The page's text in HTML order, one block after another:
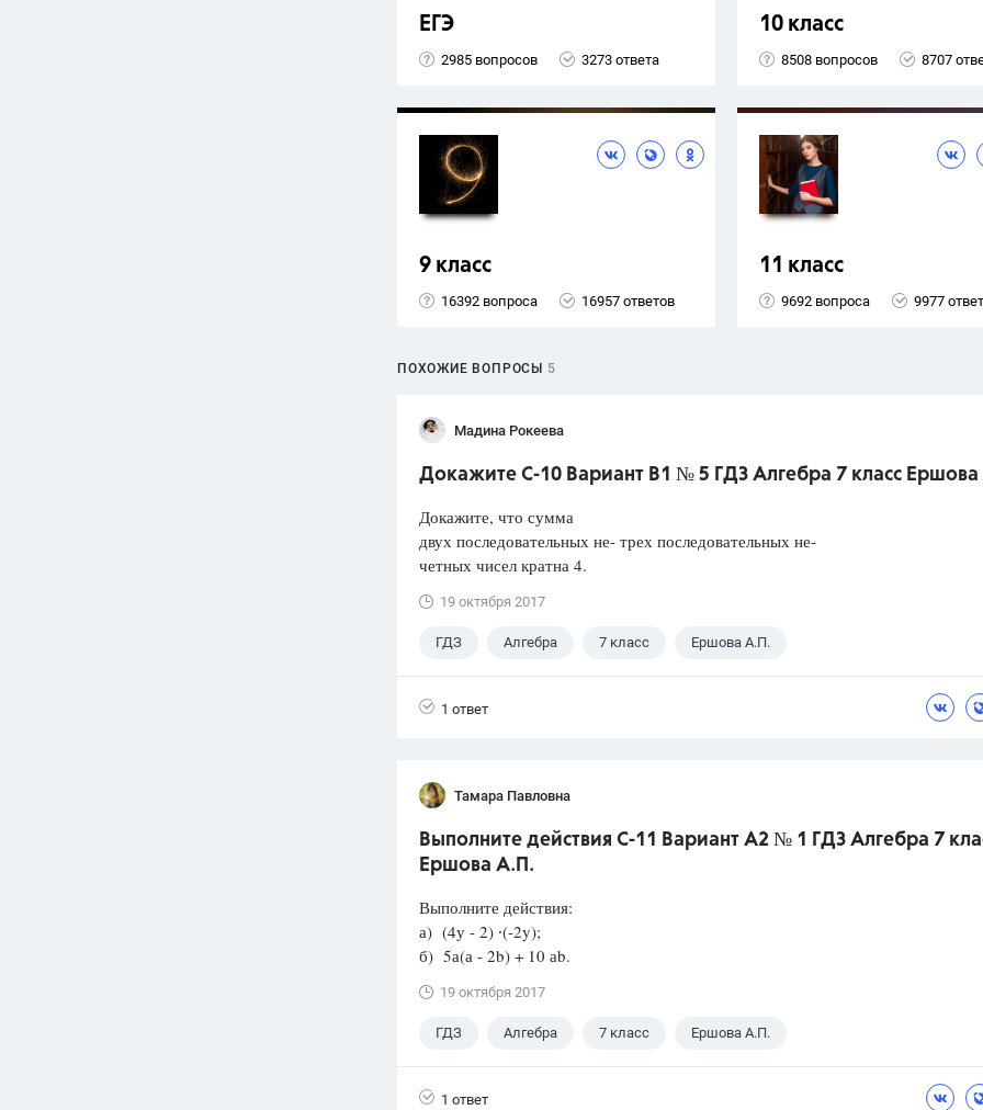
ЕГЭ
2985 вопросов 3273 ответа
10 класс
8508 вопросов 8707
9 класс
16392 вопроса 16957 ответов
11 класс
9692 вопроса 9977
ПОХОЖИЕ ВОПРОСЫ 5
Мадина Рокеева
Докажите С-10 Вариант В1 № 5 ГДЗ Алгебра 7 класс
Докажите, что сумма
двух последовательных не- трех последовательных не-
четных чисел кратна 4.
19 октября 2017
ГДЗ Алгебра 7 класс Ершова А.П.
1 ответ
Тамара Павловна
Выполните действия С-11 Вариант А2 № 1 ГДЗ Алгебра 7
Ершова А.П.
Выполните действия:
а) (4у - 2) ∙(-2y);
б) 5а(а - 2b) + 10 аb.
19 октября 2017
ГДЗ Алгебра 7 класс Ершова А.П.
1 ответ